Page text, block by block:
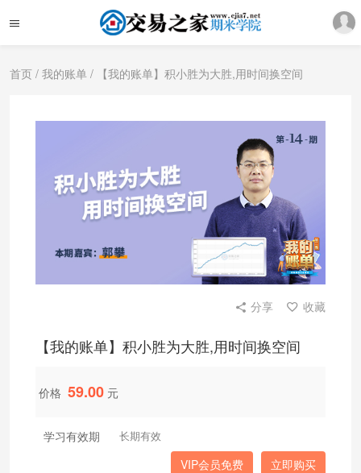
首页 / 我的账单 / 【我的账单】积小胜为大胜,用时间换空间
分享 收藏
【我的账单】积小胜为大胜,用时间换空间
价格 59.00 元
学习有效期 长期有效
立即购买
VIP会员免费